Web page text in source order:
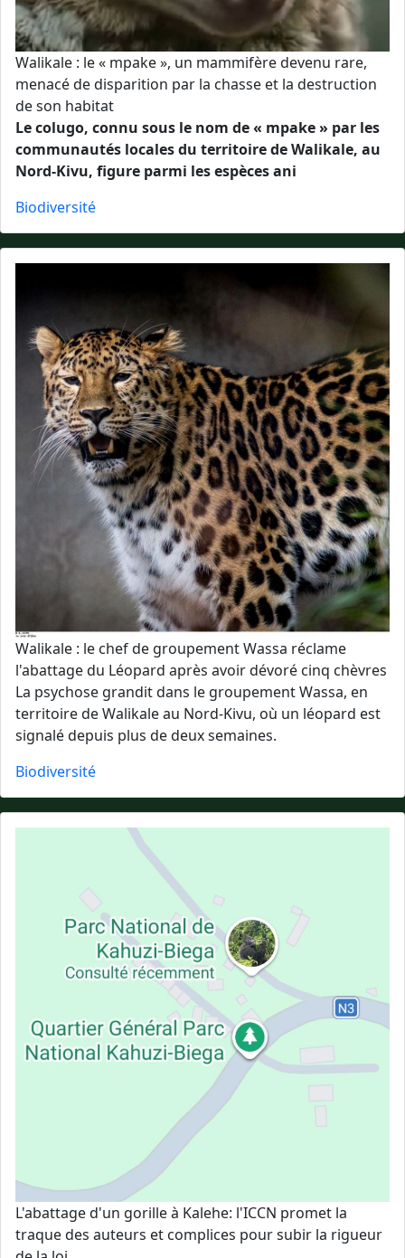
Walikale : le « mpake », un mammifère devenu rare,
menacé de disparition par la chasse et la destruction
de son habitat
Le colugo, connu sous le nom de « mpake » par les
communautés locales du territoire de Walikale, au
Nord-Kivu, figure parmi les espèces ani
Biodiversité
Walikale : le chef de groupement Wassa réclame
l'abattage du Léopard après avoir dévoré cinq chèvres
La psychose grandit dans le groupement Wassa, en
territoire de Walikale au Nord-Kivu, où un léopard est
signalé depuis plus de deux semaines.
Biodiversité
L'abattage d'un gorille à Kalehe: l'ICCN promet la
traque des auteurs et complices pour subir la rigueur